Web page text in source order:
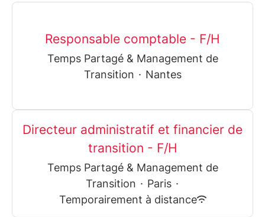
Responsable comptable - F/H
Temps Partagé & Management de
Transition · Nantes
Directeur administratif et financier de
transition - F/H
Temps Partagé & Management de
Transition · Paris ·
Temporairement à distance